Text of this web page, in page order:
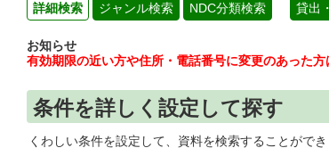
詳細検索 ジャンル検索 NDC分類検索 貸出
お知らせ
有効期限の近い方や住所・電話番号に変更のあった方
条件を詳しく設定して探す
くわしい条件を設定して、資料を検索することができ